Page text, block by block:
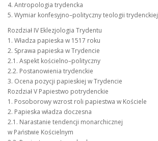
4. Antropologia trydencka
5. Wymiar konfesyjno–polityczny teologii trydenckiej
Rozdział IV Eklezjologia Trydentu
1. Władza papieska w 1517 roku
2. Sprawa papieska w Trydencie
2.1. Aspekt kościelno–polityczny
2.2. Postanowienia trydenckie
3. Ocena pozycji papieskiej w Trydencie
Rozdział V Papiestwo potrydenckie
1. Posoborowy wzrost roli papiestwa w Kościele
2. Papieska władza doczesna
2.1. Narastanie tendencji monarchicznej
w Państwie Kościelnym